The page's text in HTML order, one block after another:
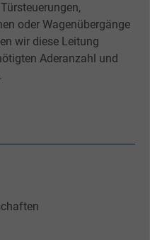
oder Wagenübergänge
wir diese Leitung
Aderanzahl und